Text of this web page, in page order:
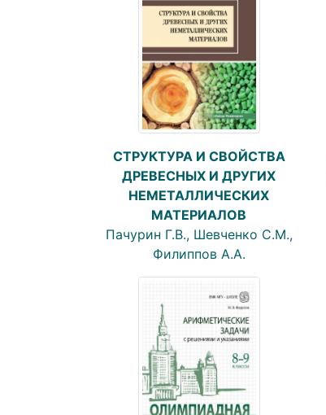
СТРУКТУРА И СВОЙСТВА
ДРЕВЕСНЫХ И ДРУГИХ
НЕМЕТАЛЛИЧЕСКИХ
МАТЕРИАЛОВ
Пачурин Г.В., Шевченко С.М.,
Филиппов А.А.